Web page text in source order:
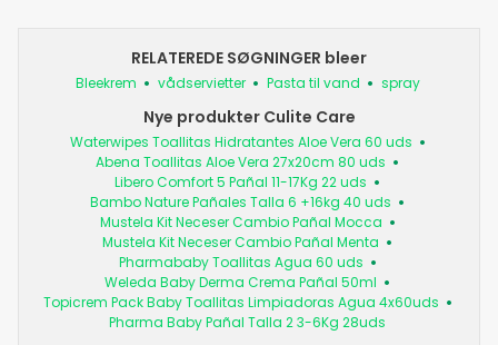
RELATEREDE SØGNINGER bleer
Bleekrem vådservietter Pasta til vand spray
Nye produkter Culite Care
Waterwipes Toallitas Hidratantes Aloe Vera 60 uds
Abena Toallitas Aloe Vera 27x20cm 80 uds
Libero Comfort 5 Pañal 11-17Kg 22 uds
Bambo Nature Pañales Talla 6 +16kg 40 uds
Mustela Kit Neceser Cambio Pañal Mocca
Mustela Kit Neceser Cambio Pañal Menta
Pharmababy Toallitas Agua 60 uds
Weleda Baby Derma Crema Pañal 50ml
Topicrem Pack Baby Toallitas Limpiadoras Agua 4x60uds
Pharma Baby Pañal Talla 2 3-6Kg 28uds